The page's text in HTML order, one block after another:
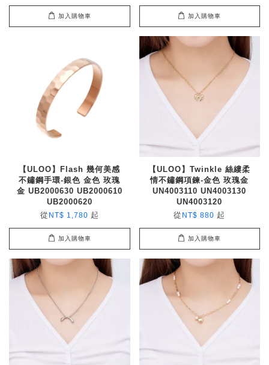
加入購物車 加入購物車
【ULOO】Flash 幾何美感
不鏽鋼手環-銀色 金色 玫瑰
金 UB2000630 UB2000610
UB2000620
從 NT$ 1,780 起
加入購物車
【ULOO】Twinkle 絲縷柔
情不鏽鋼項鍊-金色 玫瑰金
UN4003110 UN4003130
UN4003120
從 NT$ 880 起
加入購物車